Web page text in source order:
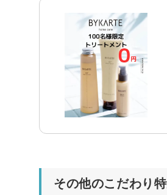
その他のこだわり